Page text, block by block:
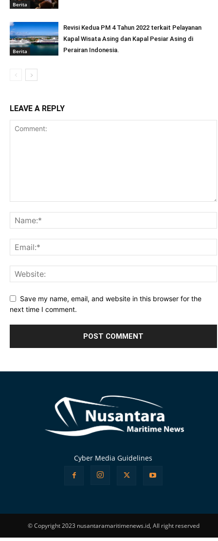
Berita
Berita
Revisi Kedua PM 4 Tahun 2022 terkait Pelayanan
Kapal Wisata Asing dan Kapal Pesiar Asing di
Perairan Indonesia.
LEAVE A REPLY
Save my name, email, and website in this browser for the
next time I comment.
Cyber Media Guidelines
© Copyright 2023 nusantaramaritimenews.id, All right reserved